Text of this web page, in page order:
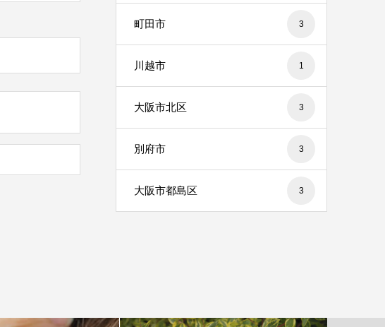
町田市 3
川越市 1
大阪市北区 3
別府市 3
大阪市都島区 3